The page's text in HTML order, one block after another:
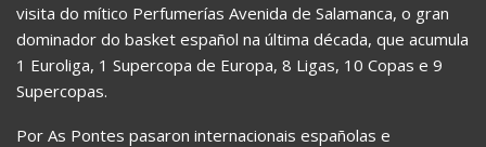
visita do mítico Perfumerías Avenida de Salamanca, o gran
dominador do basket español na última década, que acumula
1 Euroliga, 1 Supercopa de Europa, 8 Ligas, 10 Copas e 9
Supercopas.
Por As Pontes pasaron internacionais españolas e